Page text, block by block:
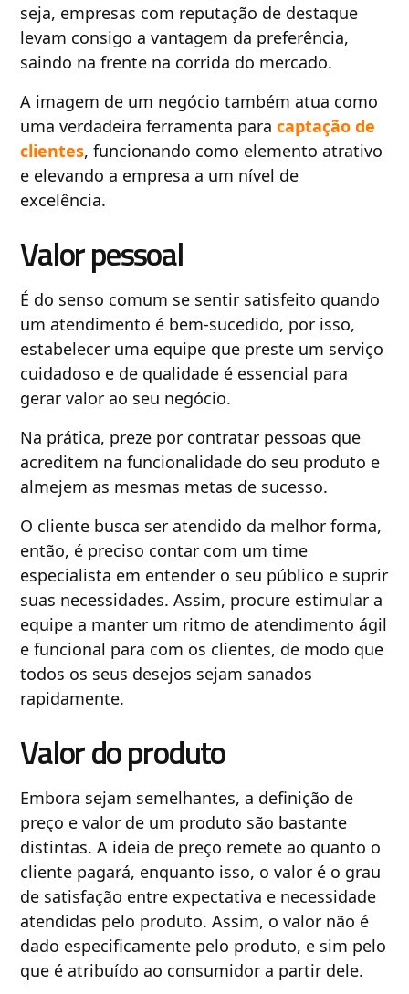
seja, empresas com reputação de destaque
levam consigo a vantagem da preferência,
saindo na frente na corrida do mercado.
A imagem de um negócio também atua como
uma verdadeira ferramenta paracaptação de
clientes, funcionando como elemento atrativo
e elevando a empresa a um nível de
excelência.
Valor pessoal
É do senso comum se sentir satisfeito quando
um atendimento é bem-sucedido, por isso,
estabelecer uma equipe que preste um serviço
cuidadoso e de qualidade é essencial para
gerar valor ao seu negócio.
Na prática, preze por contratar pessoas que
acreditem na funcionalidade do seu produto e
almejem as mesmas metas de sucesso.
O cliente busca ser atendido da melhor forma,
então, é preciso contar com um time
especialista em entender o seu público e suprir
suas necessidades. Assim, procure estimular a
equipe a manter um ritmo de atendimento ágil
e funcional para com os clientes, de modo que
todos os seus desejos sejam sanados
rapidamente.
Valor do produto
Embora sejam semelhantes, a definição de
preço e valor de um produto são bastante
distintas. A ideia de preço remete ao quanto o
cliente pagará, enquanto isso, o valor é o grau
de satisfação entre expectativa e necessidade
atendidas pelo produto. Assim, o valor não é
dado especificamente pelo produto, e sim pelo
que é atribuído ao consumidor a partir dele.